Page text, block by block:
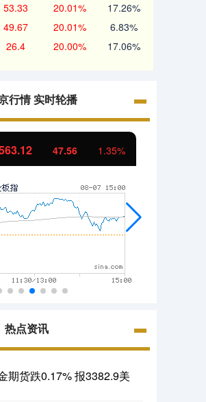
53.33 20.01% 17.26%
49.67 20.01% 6.83%
26.4 20.00% 17.06%
行情 实时轮播
47.56 1.35%
热点资讯
期货跌0.17% 报3382.9美